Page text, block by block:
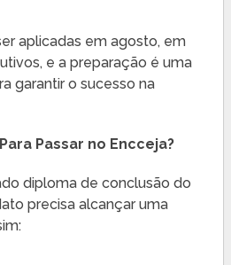
aplicadas em agosto, em
e a preparação é uma
garantir o sucesso na
Passar no Encceja?
diploma de conclusão do
precisa alcançar uma